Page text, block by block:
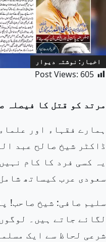
اخبار: نوشتہ دیوار
Post Views: 605
مرتد کو قتل کا فیصلہ
ہمارے فقہاء اور
ڈاکٹر شیخ صالح عبد
یہ کسی فرد کا کام
سعودی عرب کیساتھ
سلیم صافی: شیخ صاحب!
لگائے جاتے ہیں۔
شرعی لحاظ سے ایک